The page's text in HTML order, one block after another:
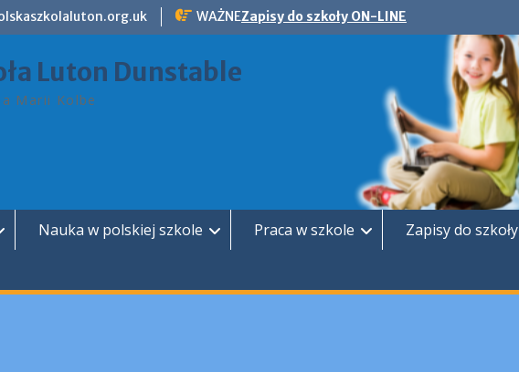
WAŻNEZapisy do szkoły ON-LINE
Luton Dunstable
Marii Kolbe
Nauka w polskiej szkole Praca w szkole Zapisy do szkoły